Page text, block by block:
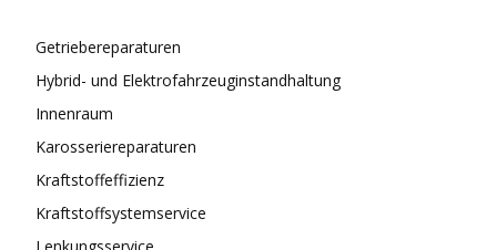
Getriebereparaturen
Hybrid- und Elektrofahrzeuginstandhaltung
Innenraum
Karosseriereparaturen
Kraftstoffeffizienz
Kraftstoffsystemservice